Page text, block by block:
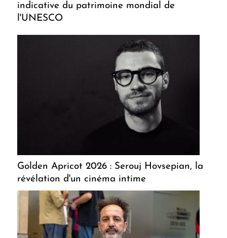
indicative du patrimoine mondial de
l'UNESCO
Golden Apricot 2026 : Serouj Hovsepian, la
révélation d'un cinéma intime